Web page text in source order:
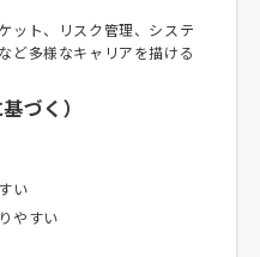
ット、リスク管理、システ
ど多様なキャリアを描ける
づく）
い
やすい